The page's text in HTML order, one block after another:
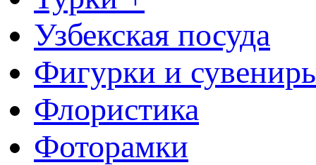
Узбекская посуда
Фигурки и
Флористика
Фоторамки